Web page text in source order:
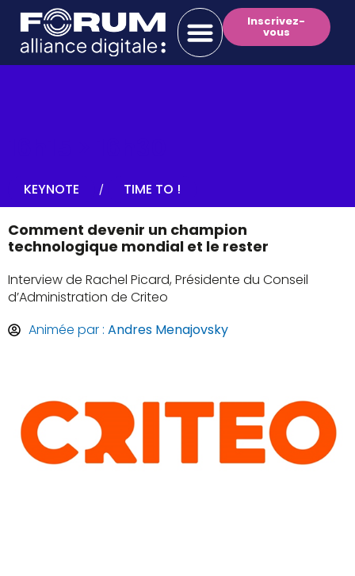
Inscrivez-
vous
KEYNOTE / TIME TO !
Comment devenir un champion
technologique mondial et le rester
Interview de Rachel Picard, Présidente du Conseil
d’Administration de Criteo
Animée par : Andres Menajovsky